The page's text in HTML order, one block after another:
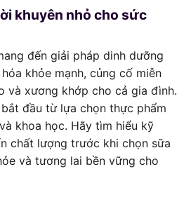
khuyên nhỏ cho sức
đến giải pháp dinh dưỡng
khỏe mạnh, củng cố miễn
và xương khớp cho cả gia đình.
đầu từ lựa chọn thực phẩm
khoa học. Hãy tìm hiểu kỹ
chất lượng trước khi chọn sữa
và tương lai bền vững cho